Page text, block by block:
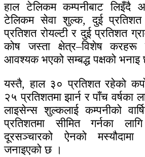
हाल टेलिकम कम्पनीबाट लिइँदै
टेलिकम सेवा शुल्क, दुई प्रतिशत
प्रतिशत रोयल्टी र दुई प्रतिशत
कोष जस्ता क्षेत्र–विशेष करहरू
आवश्यक भएको सम्बद्ध पक्षको भनाइ
यस्तै, हाल ३० प्रतिशत रहेको
२५ प्रतिशतमा झार्न र पाँच वर्षका
लाइसेन्स शुल्कलाई कम्पनीको
प्रतिशतमा सीमित गर्नका
दूरसञ्चारको ऐनको
जनाइएको छ ।